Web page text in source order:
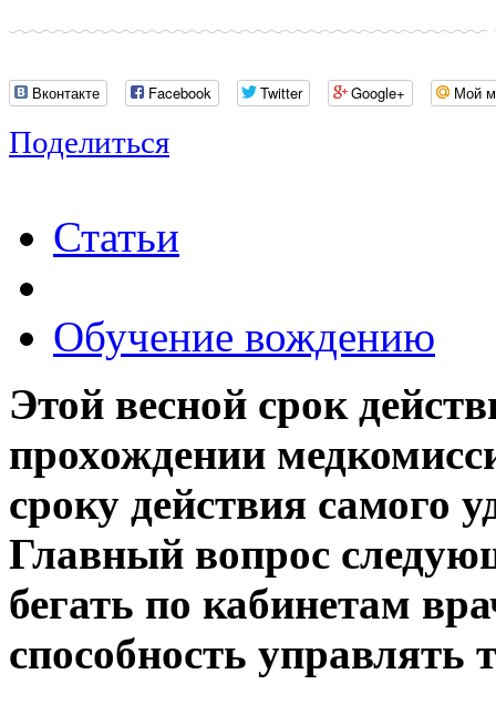
Вконтакте Facebook Twitter Google+ Мой
Поделиться
Статьи
Обучение вождению
Этой весной срок
прохождении
сроку действия самого
Главный вопрос
бегать по кабинетам
способность управлять